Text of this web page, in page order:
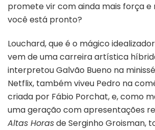
promete vir com ainda mais força e
você está pronto?
Louchard, que é o mágico
vem de uma carreira artística
interpretou Galvão Bueno na
Netflix, também viveu Pedro na
criada por Fábio Porchat, e, como
uma geração com apresentações
Altas Horasde Serginho Groisman,